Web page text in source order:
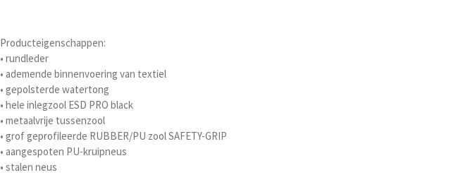
Producteigenschappen:
• rundleder
• ademende binnenvoering van textiel
• gepolsterde watertong
• hele inlegzool ESD PRO black
• metaalvrije tussenzool
• grof geprofileerde RUBBER/PU zool SAFETY-GRIP
• aangespoten PU-kruipneus
• stalen neus